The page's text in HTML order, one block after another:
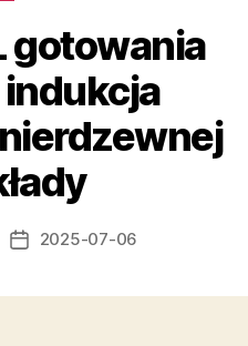
gotowania
indukcja
Data2025-07-06